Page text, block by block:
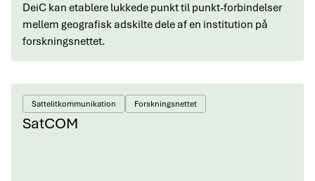
DeiC kan etablere lukkede punkt til punkt-forbindelser
mellem geografisk adskilte dele af en institution på
forskningsnettet.
Sattelitkommunikation Forskningsnettet
SatCOM